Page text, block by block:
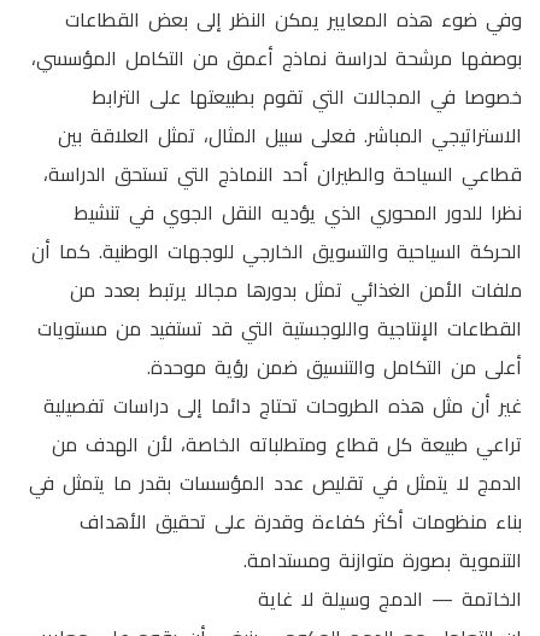
وفي ضوء هذه المعايير يمكن النظر إلى بعض القطاعات
بوصفها مرشحة لدراسة نماذج أعمق من التكامل المؤسسي،
خصوصا في المجالات التي تقوم بطبيعتها على الترابط
الاستراتيجي المباشر. فعلى سبيل المثال، تمثل العلاقة بين
قطاعي السياحة والطيران أحد النماذج التي تستحق الدراسة،
نظرا للدور المحوري الذي يؤديه النقل الجوي في تنشيط
الحركة السياحية والتسويق الخارجي للوجهات الوطنية. كما أن
ملفات الأمن الغذائي تمثل بدورها مجالا يرتبط بعدد من
القطاعات الإنتاجية واللوجستية التي قد تستفيد من مستويات
أعلى من التكامل والتنسيق ضمن رؤية موحدة.
غير أن مثل هذه الطروحات تحتاج دائما إلى دراسات تفصيلية
تراعي طبيعة كل قطاع ومتطلباته الخاصة، لأن الهدف من
الدمج لا يتمثل في تقليص عدد المؤسسات بقدر ما يتمثل في
بناء منظومات أكثر كفاءة وقدرة على تحقيق الأهداف
التنموية بصورة متوازنة ومستدامة.
الخاتمة — الدمج وسيلة لا غاية